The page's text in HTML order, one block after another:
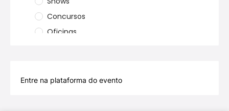
Entre na plataforma do evento